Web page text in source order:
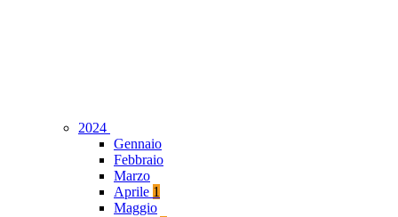
2024
Gennaio
Febbraio
Marzo
Aprile 1
Maggio